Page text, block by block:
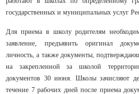
государственных и муниципальных услуг
Для приема в школу родителям
заявление, предъявить оригинал
личность, а также документы,
на закрепленной за школой
документов 30 июня. Школы зачисляют
течение 7 рабочих дней после приема